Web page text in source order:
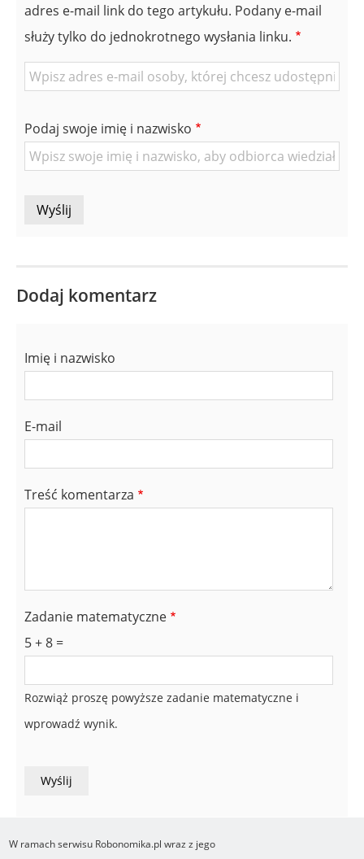
adres e-mail link do tego artykułu. Podany e-mail
służy tylko do jednokrotnego wysłania linku.
E-
znajomej
Osoby
Podaj swoje imię i nazwisko
Dodaj komentarz
Imię i nazwisko
E-mail
Treść komentarza
Zadanie matematyczne
5 + 8 =
Rozwiąż proszę powyższe zadanie matematyczne i
wprowadź wynik.
W ramach serwisu Robonomika.pl wraz z jego